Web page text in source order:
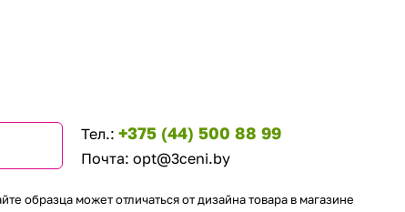
Тел.: +375 (44) 500 88 99
Почта: opt@3ceni.by
образца может отличаться от дизайна товара в магазине